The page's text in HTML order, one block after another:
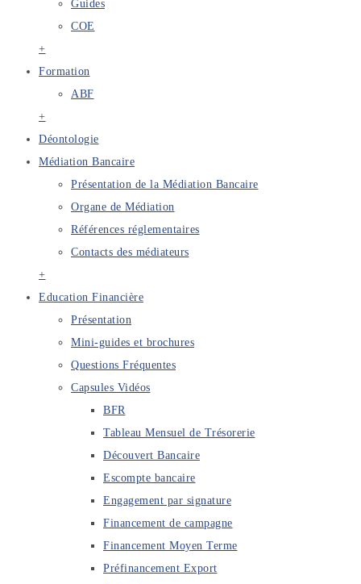
Guides
COE
+
Formation
ABF
+
Déontologie
Médiation Bancaire
Présentation de la Médiation Bancaire
Organe de Médiation
Références réglementaires
Contacts des médiateurs
+
Education Financière
Présentation
Mini-guides et brochures
Questions Fréquentes
Capsules Vidéos
BFR
Tableau Mensuel de Trésorerie
Découvert Bancaire
Escompte bancaire
Engagement par signature
Financement de campagne
Financement Moyen Terme
Préfinancement Export